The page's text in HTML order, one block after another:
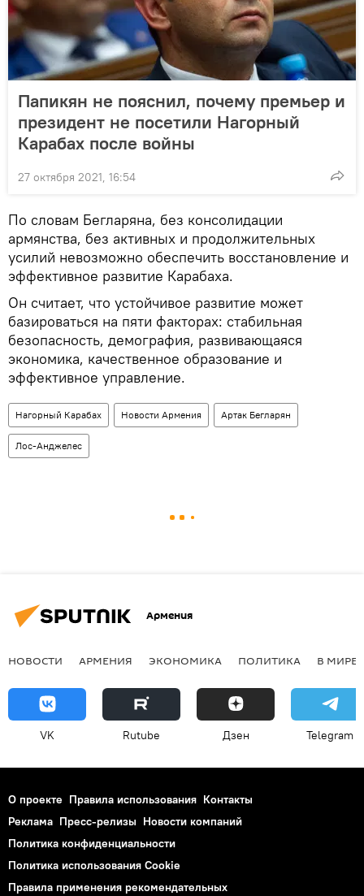
Папикян не пояснил, почему премьер и
президент не посетили Нагорный
Карабах после войны
27 октября 2021, 16:54
По словам Бегларяна, без консолидации
армянства, без активных и продолжительных
усилий невозможно обеспечить восстановление и
эффективное развитие Карабаха.
Он считает, что устойчивое развитие может
базироваться на пяти факторах: стабильная
безопасность, демография, развивающаяся
экономика, качественное образование и
эффективное управление.
Нагорный Карабах Новости Армения Артак Бегларян
Лос-Анджелес
Армения
НОВОСТИ АРМЕНИЯ ЭКОНОМИКА ПОЛИТИКА В МИРЕ
VK Rutube Дзен Telegram
О проекте Правила использования Контакты
Реклама Пресс-релизы Новости компаний
Политика конфиденциальности
Политика использования Cookie
Правила применения рекомендательных